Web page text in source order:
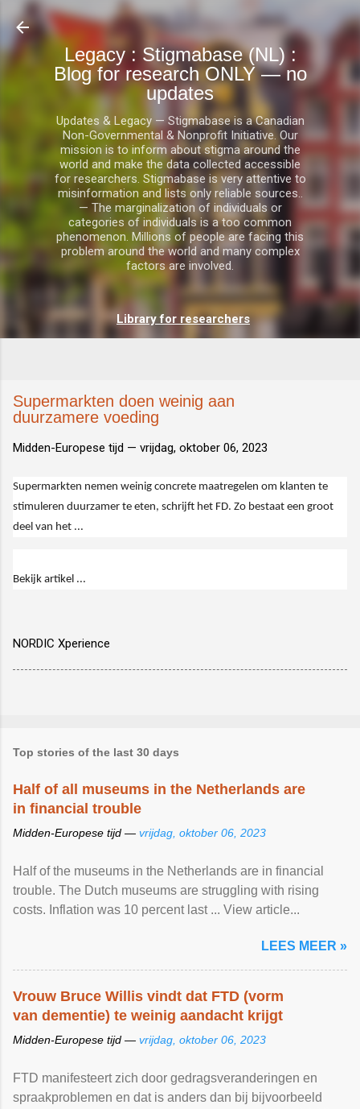
Doorgaan naar hoofdcontent
Legacy : Stigmabase (NL) :
Blog for research ONLY — no
updates
Updates & Legacy — Stigmabase is a Canadian
Non-Governmental & Nonprofit Initiative. Our
mission is to inform about stigma around the
world and make the data collected accessible
for researchers. Stigmabase is very attentive to
misinformation and lists only reliable sources..
— The marginalization of individuals or
categories of individuals is a too common
phenomenon. Millions of people are facing this
problem around the world and many complex
factors are involved.
Library for researchers
Supermarkten doen weinig aan
duurzamere voeding
Midden-Europese tijd — vrijdag, oktober 06, 2023
Supermarkten nemen weinig concrete maatregelen om klanten te
stimuleren duurzamer te eten, schrijft het FD. Zo bestaat een groot
deel van het ...
Bekijk artikel ...
NORDIC Xperience
Top stories of the last 30 days
Half of all museums in the Netherlands are
in financial trouble
Midden-Europese tijd — vrijdag, oktober 06, 2023
Half of the museums in the Netherlands are in financial
trouble. The Dutch museums are struggling with rising
costs. Inflation was 10 percent last ... View article...
LEES MEER »
Vrouw Bruce Willis vindt dat FTD (vorm
van dementie) te weinig aandacht krijgt
Midden-Europese tijd — vrijdag, oktober 06, 2023
FTD manifesteert zich door gedragsveranderingen en
spraakproblemen en dat is anders dan bij bijvoorbeeld